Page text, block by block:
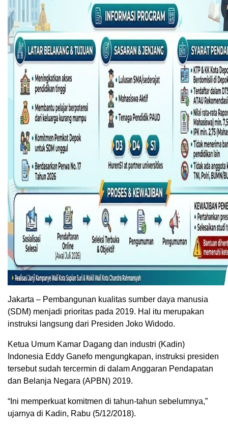
Jakarta – Pembangunan kualitas sumber daya manusia
(SDM) menjadi prioritas pada 2019. Hal itu merupakan
instruksi langsung dari Presiden Joko Widodo.
Ketua Umum Kamar Dagang dan industri (Kadin)
Indonesia Eddy Ganefo mengungkapan, instruksi presiden
tersebut sudah tercermin di dalam Anggaran Pendapatan
dan Belanja Negara (APBN) 2019.
“Ini memperkuat komitmen di tahun-tahun sebelumnya,”
ujarnya di Kadin, Rabu (5/12/2018).